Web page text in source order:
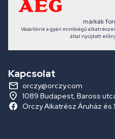
márkák
Vásárlóink a gyári minőségű
által nyújtott
Kapcsolat
orczy@orczy.com
1089 Budapest, Baross utca
Orczy Alkatrész Áruház és